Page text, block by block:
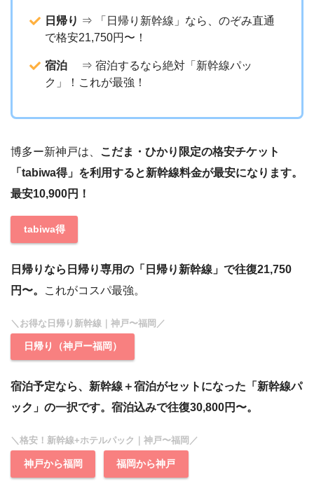
日帰り ⇒ 「日帰り新幹線」なら、のぞみ直通
で格安21,750円〜！
宿泊 ⇒ 宿泊するなら絶対「新幹線パッ
ク」！これが最強！
博多ー新神戸は、
こだま・ひかり限定の格安チケット
「tabiwa得」を利用すると新幹線料金が最安になります。
最安10,900円！
tabiwa得
日帰りなら日帰り専用の「日帰り新幹線」で往復21,750
円〜。
これがコスパ最強。
＼お得な日帰り新幹線｜神戸〜福岡／
日帰り（神戸ー福岡）
宿泊予定なら、新幹線＋宿泊がセットになった「新幹線パ
ック」の一択です。宿泊込みで往復30,800円〜。
＼格安！新幹線+ホテルパック｜神戸〜福岡／
神戸から福岡 福岡から神戸